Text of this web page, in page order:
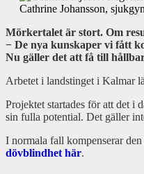
Cathrine Johansson,
Mörkertalet är stort. Om
− De nya kunskaper vi fått
Nu gäller det att få till
Arbetet i landstinget i Kalmar
Projektet startades för att det i
sin fulla potential. Det gäller
I normala fall kompenserar
dövblindhet här.